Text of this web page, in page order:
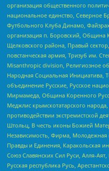
организация общественного
национальное единство, Северное
Футбольного Клуба Динамо,
организация п. Боровский, Община
Щелковского района, Правый
повстанческая армия, Тризуб им.
Misanthropic division, Религиозное
Народная Социальная Инициатива,
объединение Русские, Русское
Мирмамеда, Община Коренного
Меджлис крымскотатарского
противодействии экстремистской
Штольц, В честь иконы Божией
Независимость, Фирма,
Правды и Единения, Каракольская
Союз Славянских Сил Руси, Алля-
Русская республика Русь,